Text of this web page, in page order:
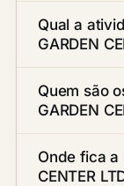
Qual a
GARDEN
Quem são
GARDEN
Onde fica a
CENTER